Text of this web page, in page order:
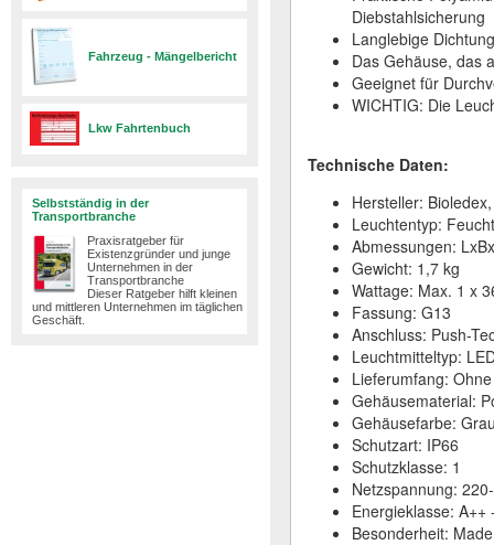
Fahrzeug - Mängelbericht
Lkw Fahrtenbuch
Selbstständig in der
Transportbranche
Praxisratgeber für
Existenzgründer und junge
Unternehmen in der
Transportbranche
Dieser Ratgeber hilft kleinen
und mittleren Unternehmen im täglichen
Geschäft.
Diebstahlsicherung
Langlebige
Das Gehäuse, das
Geeignet für
WICHTIG: Die
Technische Daten:
Hersteller:
Leuchtentyp:
Abmessungen:
Gewicht: 1,7 kg
Wattage: Max. 1 x
Fassung: G13
Anschluss: Push-
Leuchtmitteltyp:
Lieferumfang:
Gehäusematerial:
Gehäusefarbe:
Schutzart: IP66
Schutzklasse: 1
Netzspannung:
Energieklasse: A++
Besonderheit: